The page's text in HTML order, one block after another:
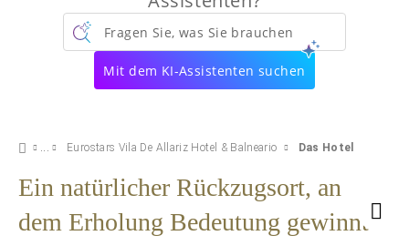
Fragen Sie, was Sie brauchen
Mit dem KI-Assistenten suchen
Eurostars Vila De Allariz Hotel & Balneario Das Hotel
Ein natürlicher Rückzugsort, an
dem Erholung Bedeutung gewinnt